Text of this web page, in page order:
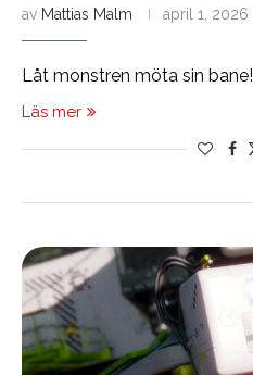
av Mattias Malm april 1, 2026
Låt monstren möta sin bane!
Läs mer